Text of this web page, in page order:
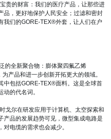
贵的财富：我们的医疗产品，让那些进
品，更好地保护人民安全；过滤和密封
我们的GORE-TEX®外套，让人们在户
的全新聚合物：膨体聚四氟乙烯
产品和进一步创新开拓更大的领域。
中包括GORE-TEX®面料。这是全球首
的代名词。
戈尔在研发应用于计算机、太空探索和
产品的发展趋势可见，微型集成电路是
电缆的需求也会减少。